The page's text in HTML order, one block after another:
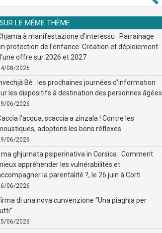
SUR LE MÊME THÈME
à manifestazione d'interessu : Parrainage
protection de l'enfance. Création et déploiement
offre sur 2026 et 2027
08/2026
Bè : les prochaines journées d'information
les dispositifs à destination des personnes âgées
06/2026
l’acqua, scaccia a zinzala ! Contre les
adoptons les bons réflexes
06/2026
ghjurnata psiperinativa in Corsica : Comment
appréhender les vulnérabilités et
la parentalité ?, le 26 juin à Corti
06/2026
di una nova cunvenzione “Una piaghja per
06/2026